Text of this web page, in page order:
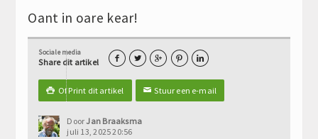
Oant in oare kear!
Sociale media
Share dit artikel     
 Of Print dit artikel ✉Stuur een e-mail
DoorJan Braaksma
juli 13, 2025 20:56